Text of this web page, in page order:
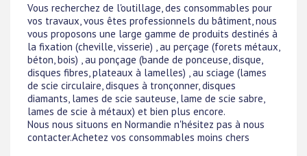
Vous recherchez de l'outillage, des consommables pour
vos travaux, vous êtes professionnels du bâtiment, nous
vous proposons une large gamme de produits destinés à
la fixation (cheville, visserie) , au perçage (forets métaux,
béton, bois) , au ponçage (bande de ponceuse, disque,
disques fibres, plateaux à lamelles) , au sciage (lames
de scie circulaire, disques à tronçonner, disques
diamants, lames de scie sauteuse, lame de scie sabre,
lames de scie à métaux) et bien plus encore.
Nous nous situons en Normandie n'hésitez pas à nous
contacter.Achetez vos consommables moins chers